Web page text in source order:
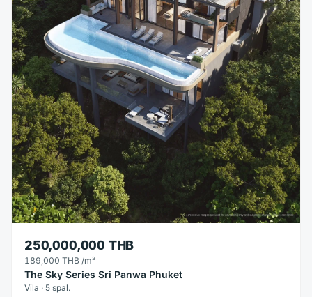
250,000,000 THB
189,000 THB /m²
The Sky Series Sri Panwa Phuket
Vila · 5 spal.